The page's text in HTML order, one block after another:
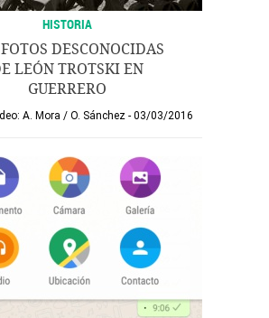
HISTORIA
DESCONOCIDAS
LEÓN TROTSKI EN
GUERRERO
A. Mora / O. Sánchez 03/03/2016